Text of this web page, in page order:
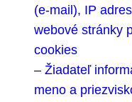
(e-mail), IP
webové stránky
cookies
– Žiadateľ
meno a